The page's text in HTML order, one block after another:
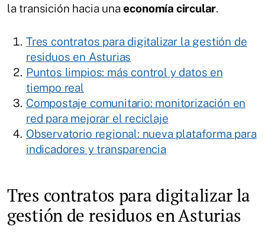
la transición hacia unaeconomía circular.
Tres contratos para digitalizar la gestión de
residuos en Asturias
Puntos limpios: más control y datos en
tiempo real
Compostaje comunitario: monitorización en
red para mejorar el reciclaje
Observatorio regional: nueva plataforma para
indicadores y transparencia
Tres contratos para digitalizar la
gestión de residuos en Asturias